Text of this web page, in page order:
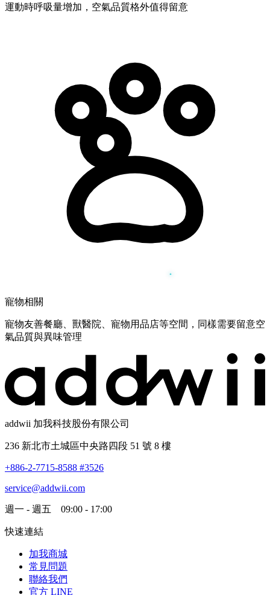
運動時呼吸量增加，空氣品質格外值得留意
寵物相關
寵物友善餐廳、獸醫院、寵物用品店等空間，同樣需要留意空
氣品質與異味管理
addwii 加我科技股份有限公司
236 新北市土城區中央路四段 51 號 8 樓
+886-2-7715-8588 #3526
service@addwii.com
週一 - 週五 09:00 - 17:00
快速連結
加我商城
常見問題
聯絡我們
官方 LINE